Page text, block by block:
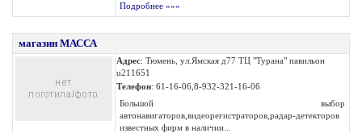
Подробнее »»»
магазин МАССА
Адрес: Тюмень, ул.Ямская д77 ТЦ "Турана" павильон
u211651
Телефон: 61-16-06,8-932-321-16-06
Большой выбор
автонавигаторов,видеорегистраторов,радар-детекторов
известных фирм в наличии...